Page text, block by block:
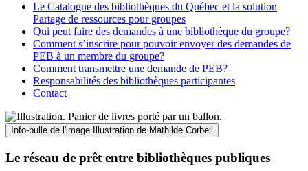
Le Catalogue des bibliothèques du Québec et la solution
Partage de ressources pour groupes
Qui peut faire des demandes à une bibliothèque du groupe?
Comment s’inscrire pour pouvoir envoyer des demandes de
PEB à un membre du groupe?
Comment transmettre une demande de PEB?
Responsabilités des bibliothèques participantes
Contact
Info-bulle de l'image Illustration de Mathilde Corbeil
Le réseau de prêt entre bibliothèques publiques